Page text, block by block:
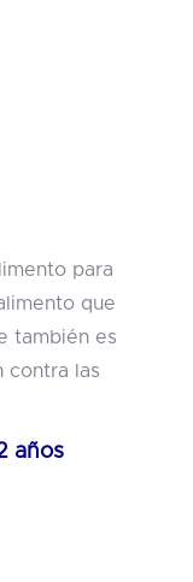
para
que
también es
contra las
años